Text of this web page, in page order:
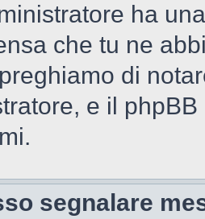
ha
che tu ne
di
e il
segnalare